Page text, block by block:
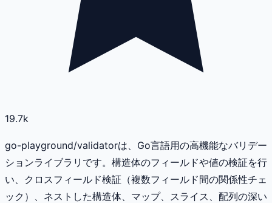
19.7k
go-playground/validatorは、Go言語用の高機能なバリデー
ションライブラリです。構造体のフィールドや値の検証を行
い、クロスフィールド検証（複数フィールド間の関係性チェ
ック）、ネストした構造体、マップ、スライス、配列の深い